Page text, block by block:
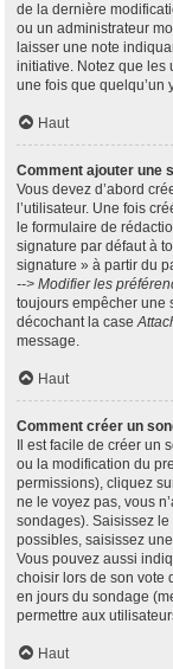
de la dernière
ou un administrateur
laisser une note
initiative. Notez que les
une fois que quelqu’un
Haut
Comment ajouter une
Vous devez d’abord
l’utilisateur. Une fois
le formulaire de
signature par défaut à
signature » à partir du
--> Modifier les
toujours empêcher une
décochant la case
message.
Haut
Comment créer un
Il est facile de créer un
ou la modification du
permissions), cliquez
ne le voyez pas, vous
sondages). Saisissez
possibles, saisissez
Vous pouvez aussi
choisir lors de son vote
en jours du sondage
permettre aux
Haut